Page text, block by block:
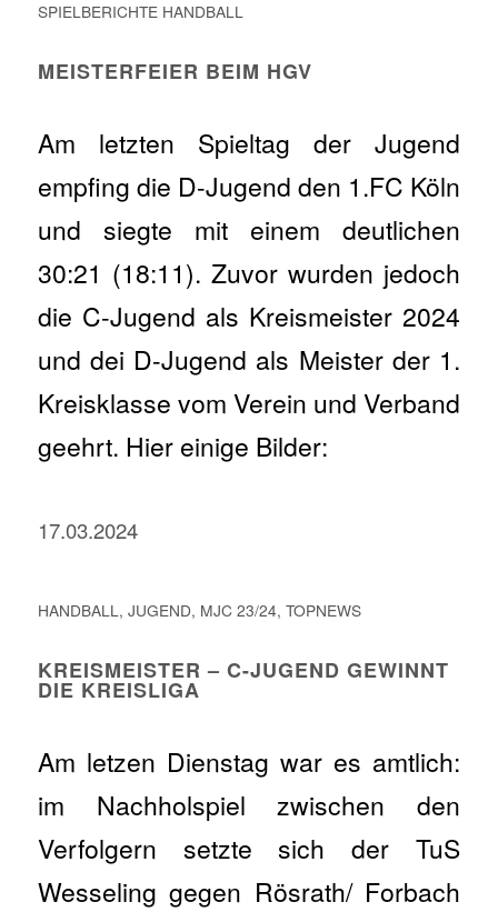
SPIELBERICHTE HANDBALL
MEISTERFEIER BEIM HGV
Am letzten Spieltag der Jugend
empfing die D-Jugend den 1.FC Köln
und siegte mit einem deutlichen
30:21 (18:11). Zuvor wurden jedoch
die C-Jugend als Kreismeister 2024
und dei D-Jugend als Meister der 1.
Kreisklasse vom Verein und Verband
geehrt. Hier einige Bilder:
17.03.2024
HANDBALL, JUGEND, MJC 23/24, TOPNEWS
KREISMEISTER – C-JUGEND GEWINNT
DIE KREISLIGA
Am letzen Dienstag war es amtlich:
im Nachholspiel zwischen den
Verfolgern setzte sich der TuS
Wesseling gegen Rösrath/ Forbach